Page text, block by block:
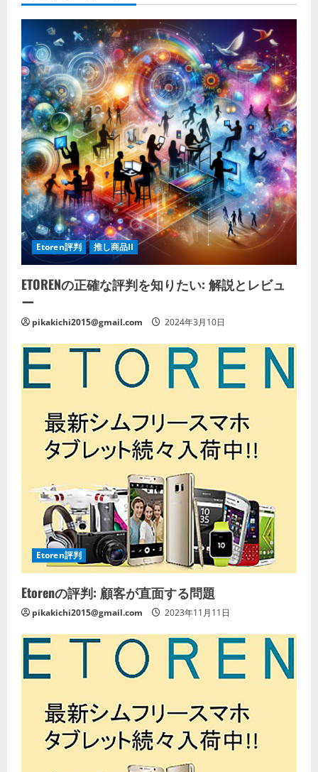
Etoren評判 推し商品II
ETORENの正確な評判を知りたい: 解説とレビュ
ー
pikakichi2015@gmail.com 2024年3月10日
Etoren評判
Etorenの評判: 顧客が直面する問題
pikakichi2015@gmail.com 2023年11月11日